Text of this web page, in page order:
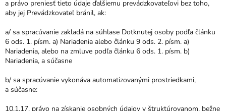
a právo preniesť tieto údaje ďalšiemu prevádzkovateľovi bez toho,
aby jej Prevádzkovateľ bránil, ak:
a/ sa spracúvanie zakladá na súhlase Dotknutej osoby podľa článku
6 ods. 1. písm. a) Nariadenia alebo článku 9 ods. 2. písm. a)
Nariadenia, alebo na zmluve podľa článku 6 ods. 1. písm. b)
Nariadenia, a súčasne
b/ sa spracúvanie vykonáva automatizovanými prostriedkami,
a súčasne:
10.1.17. právo na získanie osobných údajov v štruktúrovanom, bežne